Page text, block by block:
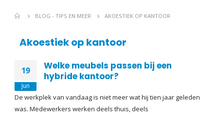
BLOG - TIPS EN MEER AKOESTIEK OP KANTOOR
Akoestiek op kantoor
19
Jun
Welke meubels passen bij een
hybride kantoor?
De werkplek van vandaag is niet meer wat hij tien jaar geleden
was. Medewerkers werken deels thuis, deels